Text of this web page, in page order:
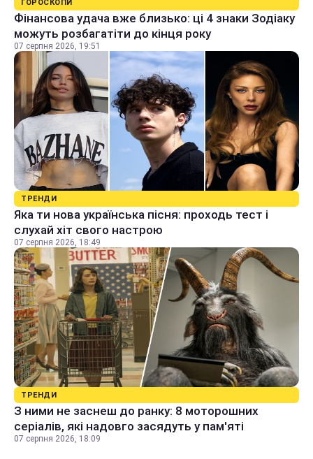
ГОРОСКОПИ
Фінансова удача вже близько: ці 4 знаки Зодіаку
можуть розбагатіти до кінця року
07 серпня 2026, 19:51
ТРЕНДИ
Яка ти нова українська пісня: проходь тест і
слухай хіт свого настрою
07 серпня 2026, 18:49
ТРЕНДИ
З ними не заснеш до ранку: 8 моторошних
серіалів, які надовго засядуть у пам'яті
07 серпня 2026, 18:09